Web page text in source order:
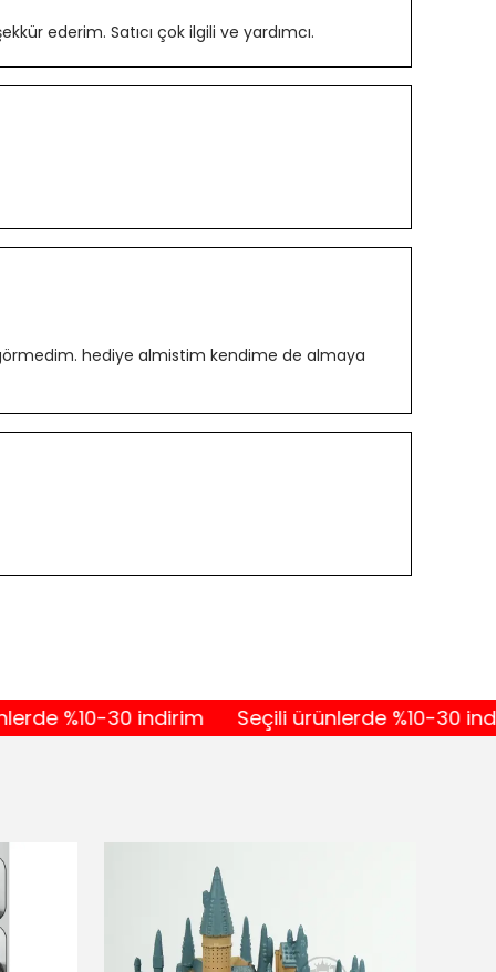
ederim. Satıcı çok ilgili ve yardımcı.
hediye almistim kendime de almaya
30 indirim Seçili ürünlerde %10-30 indirim